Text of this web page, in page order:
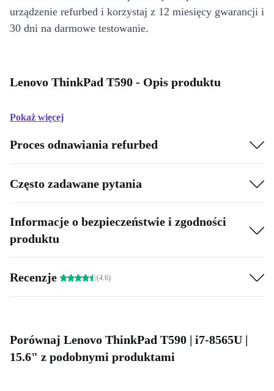
urządzenie refurbed i korzystaj z 12 miesięcy gwarancji i
30 dni na darmowe testowanie.
Lenovo ThinkPad T590 - Opis produktu
Pokaż więcej
Proces odnawiania refurbed
Często zadawane pytania
Informacje o bezpieczeństwie i zgodności
produktu
Recenzje (4.6)
Porównaj Lenovo ThinkPad T590 | i7-8565U |
15.6" z podobnymi produktami